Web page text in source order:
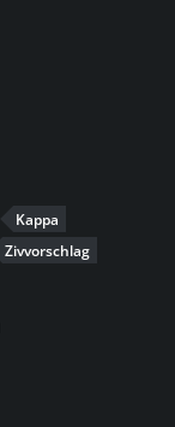
Kappa
Zivvorschlag